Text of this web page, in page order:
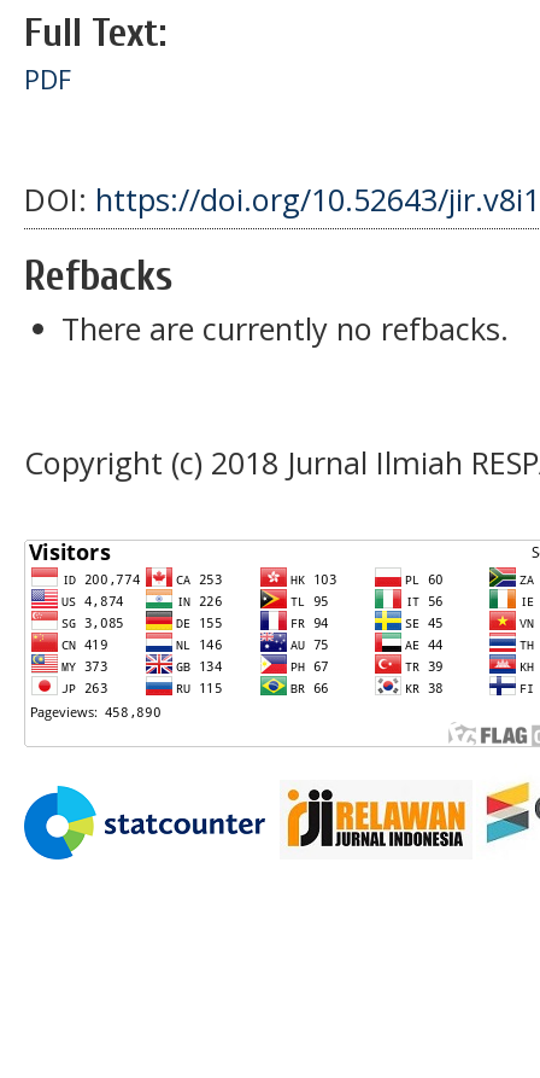
Full Text:
PDF
DOI: https://doi.org/10.52643/
Refbacks
There are currently no refbacks.
Copyright (c) 2018 Jurnal Ilmiah